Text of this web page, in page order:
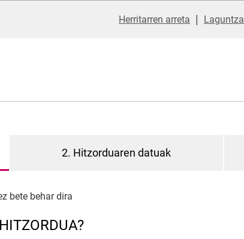
Herritarren arreta Laguntza
2. Hitzorduaren datuak
bete behar dira